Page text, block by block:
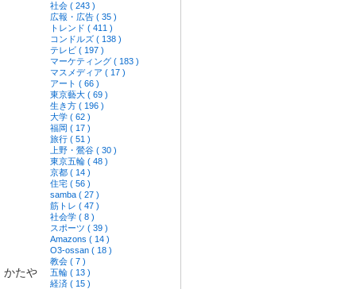
かたや
社会 ( 243 )
広報・広告 ( 35 )
トレンド ( 411 )
コンドルズ ( 138 )
テレビ ( 197 )
マーケティング ( 183 )
マスメディア ( 17 )
アート ( 66 )
東京藝大 ( 69 )
生き方 ( 196 )
大学 ( 62 )
福岡 ( 17 )
旅行 ( 51 )
上野・鶯谷 ( 30 )
東京五輪 ( 48 )
京都 ( 14 )
住宅 ( 56 )
samba ( 27 )
筋トレ ( 47 )
社会学 ( 8 )
スポーツ ( 39 )
Amazons ( 14 )
O3-ossan ( 18 )
教会 ( 7 )
五輪 ( 13 )
経済 ( 15 )